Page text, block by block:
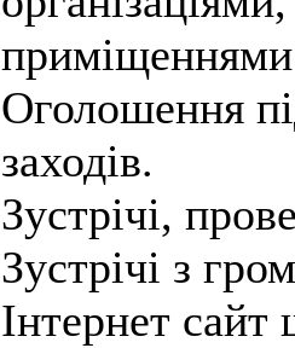
Оголошення
заходів.
Зустрічі,
Зустрічі з
Інтернет